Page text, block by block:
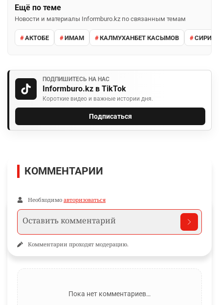
Ещё по теме
Новости и материалы Informburo.kz по связанным темам
АКТОБЕ ИМАМ КАЛМУХАНБЕТ КАСЫМОВ СИРИЯ
ПОДПИШИТЕСЬ НА НАС
Informburo.kz в TikTok
Короткие видео и важные истории дня.
Подписаться
КОММЕНТАРИИ
Необходимо авторизоваться
Комментарии проходят модерацию.
Пока нет комментариев…